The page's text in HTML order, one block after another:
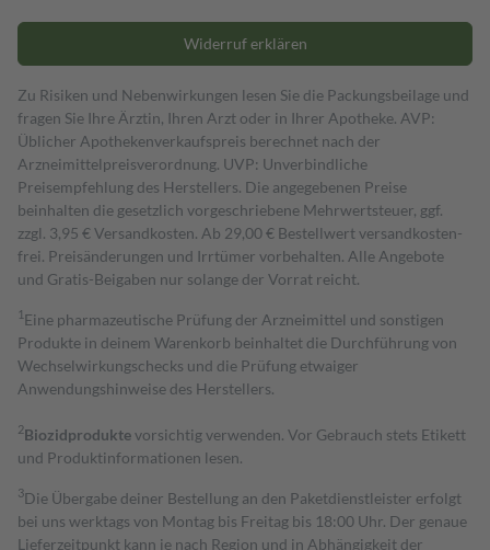
Widerruf erklären
Zu Risiken und Nebenwirkungen lesen Sie die Packungsbeilage und
fragen Sie Ihre Ärztin, Ihren Arzt oder in Ihrer Apotheke. AVP:
Üblicher Apothekenverkaufspreis berechnet nach der
Arzneimittelpreisverordnung. UVP: Unverbindliche
Preisempfehlung des Herstellers. Die angegebenen Preise
beinhalten die gesetzlich vorgeschriebene Mehrwertsteuer, ggf.
zzgl. 3,95 € Versandkosten. Ab 29,00 € Bestell­wert versand­kosten­
frei. Preisänderungen und Irrtümer vorbehalten. Alle Angebote
und Gratis-Beigaben nur solange der Vorrat reicht.
1 Eine pharmazeutische Prüfung der Arzneimittel und sonstigen
Produkte in deinem Warenkorb beinhaltet die Durchführung von
Wechselwirkungschecks und die Prüfung etwaiger
Anwendungshinweise des Herstellers.
2Biozidproduktevorsichtig verwenden. Vor Gebrauch stets Etikett
und Produktinformationen lesen.
3Die Übergabe deiner Bestellung an den Paketdienstleister erfolgt
bei uns werktags von Montag bis Freitag bis 18:00 Uhr. Der genaue
Lieferzeitpunkt kann je nach Region und in Abhängigkeit der